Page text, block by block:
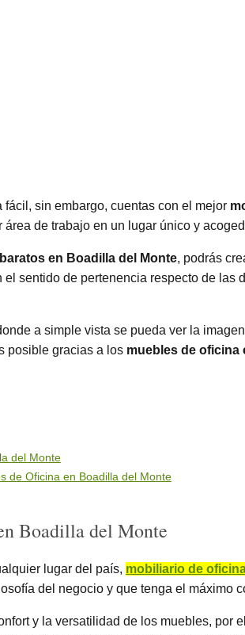
sin embargo, cuentas con el mejor
de trabajo en un lugar único y
en Boadilla del Monte, podrás
sentido de pertenencia respecto de
a simple vista se pueda ver la
posible gracias a los muebles de oficina
del Monte
de Oficina en Boadilla del Monte
Boadilla del Monte
lugar del país, mobiliario de
del negocio y que tenga el
y la versatilidad de los muebles, por